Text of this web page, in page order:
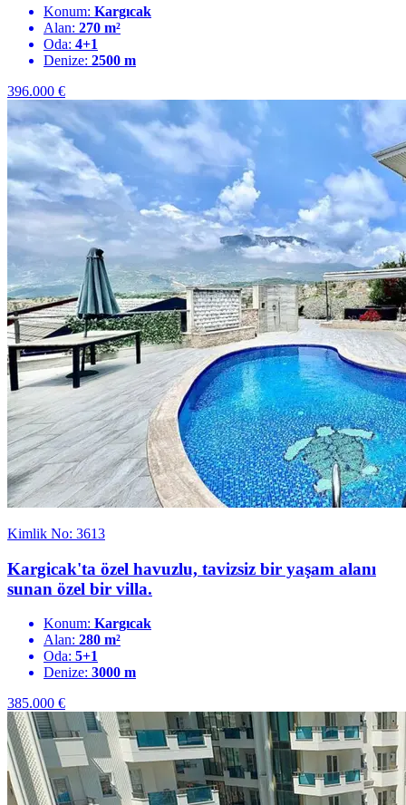
Konum: Kargıcak
Alan: 270 m²
Oda: 4+1
Denize: 2500 m
396.000 €
Kimlik No: 3613
Kargicak'ta özel havuzlu, tavizsiz bir yaşam alanı
sunan özel bir villa.
Konum: Kargıcak
Alan: 280 m²
Oda: 5+1
Denize: 3000 m
385.000 €